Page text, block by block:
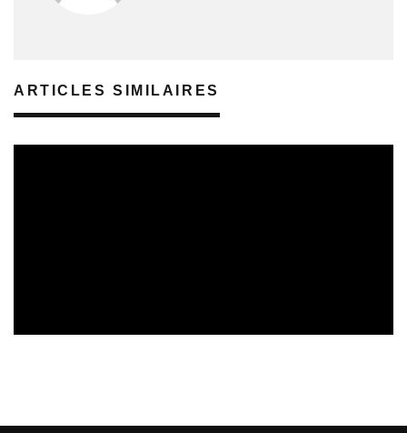
ARTICLES SIMILAIRES